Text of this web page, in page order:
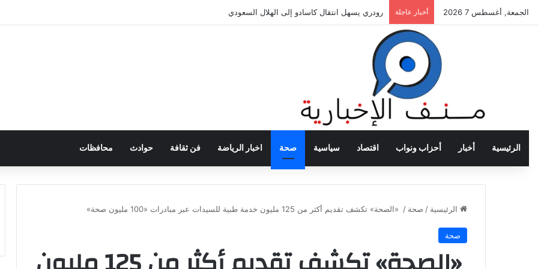
الجمعة, أغسطس 7 2026 أخبار عاجلة رئيس الاتحاد الأرجنتيني يتمسك باستمرار سكالوني مع المنتخب
الرئيسية أخبار أحزاب ونواب اقتصاد سياسية صحة اخبار الرياضة فن ثقافة حوادث محافظات
الرئيسية / صحة / «الصحة» تكشف تقديم أكثر من 125 مليون خدمة طبية للسيدات عبر مبادرات «100 مليون صحة»
صحة